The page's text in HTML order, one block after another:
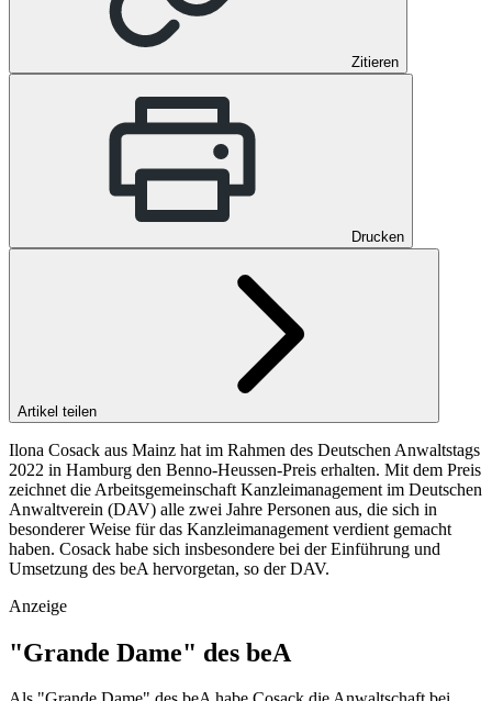
Zitieren
Drucken
Artikel teilen
Ilona Cosack aus Mainz hat im Rahmen des Deutschen Anwaltstags
2022 in Hamburg den Benno-Heussen-Preis erhalten. Mit dem Preis
zeichnet die Arbeitsgemeinschaft Kanzleimanagement im Deutschen
Anwaltverein (DAV) alle zwei Jahre Personen aus, die sich in
besonderer Weise für das Kanzleimanagement verdient gemacht
haben. Cosack habe sich insbesondere bei der Einführung und
Umsetzung des beA hervorgetan, so der DAV.
Anzeige
"Grande Dame" des beA